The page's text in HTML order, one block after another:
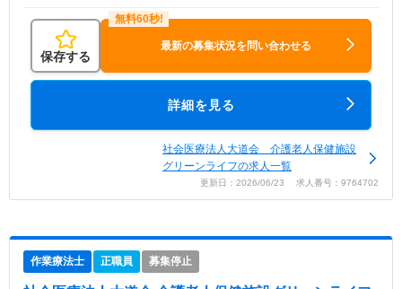
保存する
最新の募集状況を問い合わせる
詳細を見る
社会医療法人大道会 介護老人保健施設
グリーンライフの求人一覧
更新日：2026/06/23 求人番号：9764702
作業療法士 正職員 募集停止